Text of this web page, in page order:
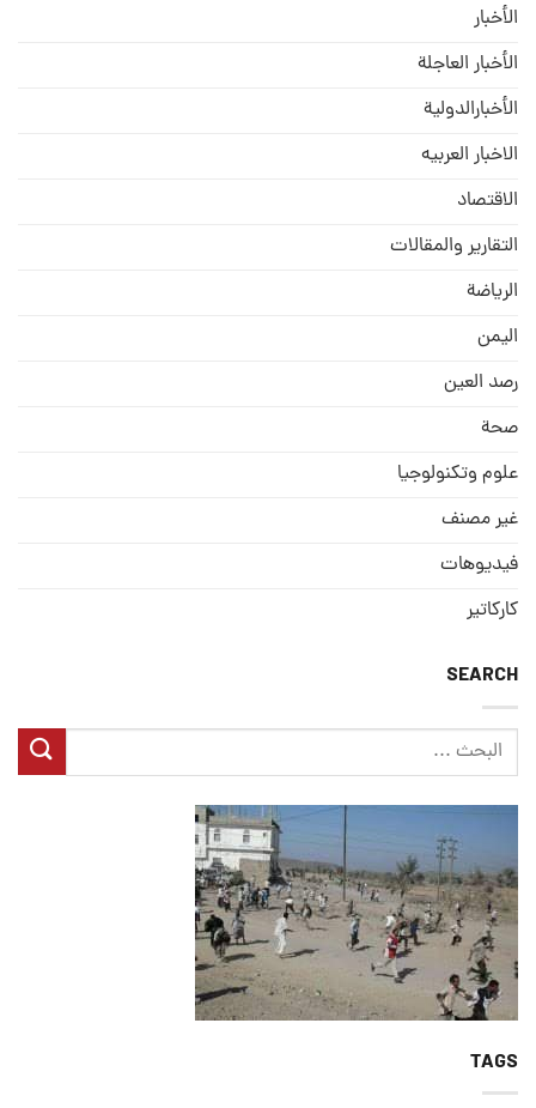
الأخبار
الأخبار العاجلة
الأخبارالدولية
الاخبار العربيه
الاقتصاد
التقارير والمقالات
الریاضة
الیمن
رصد العین
صحة
علوم وتكنولوجيا
غير مصنف
فيديوهات
كاركاتير
SEARCH
TAGS